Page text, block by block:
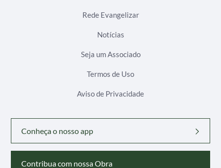
Rede Evangelizar
Notícias
Seja um Associado
Termos de Uso
Aviso de Privacidade
Conheça o nosso app
Contribua com nossa Obra